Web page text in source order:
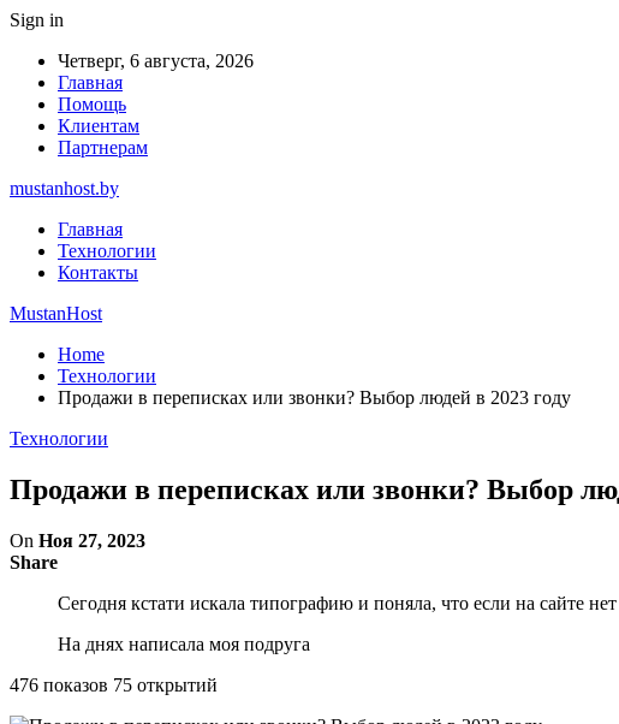
Sign in
Четверг, 6 августа, 2026
Главная
Помощь
Клиентам
Партнерам
mustanhost.by
Главная
Технологии
Контакты
MustanHost
Home
Технологии
Продажи в переписках или звонки? Выбор людей в 2023 году
Технологии
Продажи в переписках или звонки? Выбор
On Ноя 27, 2023
Share
Сегодня кстати искала типографию и поняла, что если на сайте
На днях написала моя подруга
476 показов 75 открытий